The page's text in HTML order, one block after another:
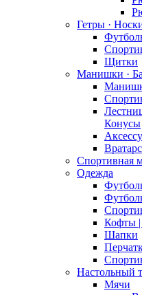
Гетры ·
Щитки
Манишки ·
Конусы
Спортивная
Одежда
Кофты |
Шапки
Настольный
Мячи